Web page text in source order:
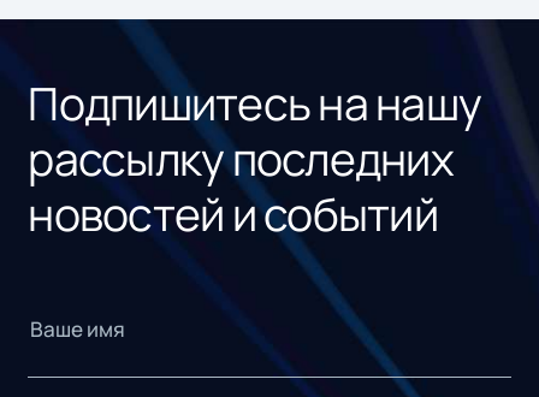
Подпишитесь на нашу
рассылку последних
новостей и событий